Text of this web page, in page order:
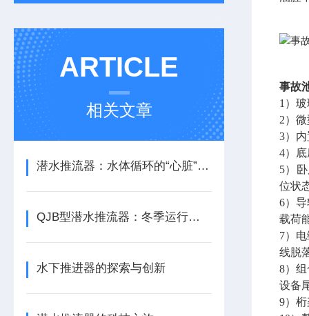
ARTICLE
相关文章
潜水推流器：水体循环的“心脏”与生化反应的推动者
QJB型潜水推流器：冬季运行的“防冻策略”
水下推进器的探索与创新
事故
1）
2）
3）
4）
5）
位状
6）
载荷
7）
线脱
8）
设备
9）